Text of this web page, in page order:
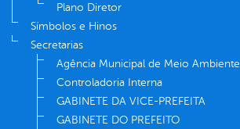
Plano Diretor
Símbolos e Hinos
Secretarias
Agência Municipal de Meio Ambiente
Controladoria Interna
GABINETE DA VICE-PREFEITA
GABINETE DO PREFEITO